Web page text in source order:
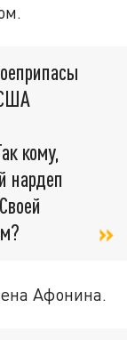
кому,
нардеп
Афонина.